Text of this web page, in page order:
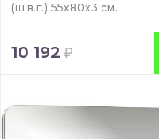
(ш.в.г.) 55x80x3 см.
10 192